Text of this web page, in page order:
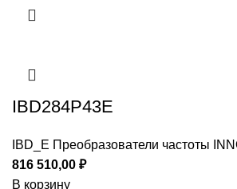
IBD284P43E
IBD_E Преобразователи частоты
816 510,00 ₽
В корзину